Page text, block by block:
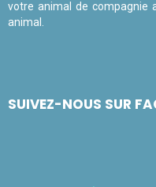
votre animal de compagnie
animal.
SUIVEZ-NOUS SUR